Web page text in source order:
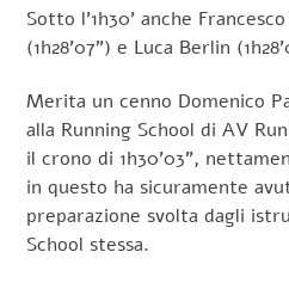
Sotto l’1h30’ anche
(1h28’07”) e Luca Berlin
Merita un cenno Domenico
alla Running School di AV
il crono di 1h30’03”,
in questo ha sicuramente
preparazione svolta dagli
School stessa.